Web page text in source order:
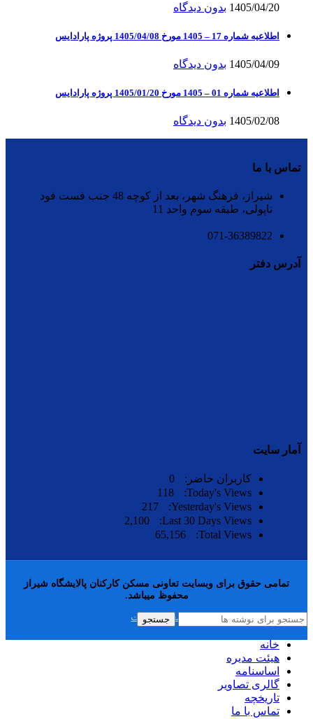
1405/04/20 بدون دیدگاه
اطلاعیه شماره 17 – 1405 مورخ 1405/04/08 پروژه پارادایس
1405/04/09 بدون دیدگاه
اطلاعیه شماره 01 – 1405 مورخ 1405/01/20 پروژه پارادایس
1405/02/08 بدون دیدگاه
تماس با ما
شیراز، فرهنگ شهر، بعد از کوچه 48 جنب فست فود
ناپولی، طبقه سوم واحد 11
071-36389822
آدرس دفتر
آمار سایت
کاربران حاضر:
0
Today's Views:
118
Yesterday's Views:
217
Last 30 Days Views:
2,100
Total Views:
65,156
تمامی حقوق برای وبسایت تعاونی مسکن کارکنان پالایشگاه شیراز
محفوظ میباشد.
مجری سایت
جستجو
خانه
هيئت مديره
اساسنامه
گالری تصاویر
تاریخچه
تماس با ما